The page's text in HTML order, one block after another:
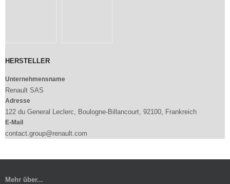
HERSTELLER
Unternehmensname
Renault SAS
Adresse
122 du General Leclerc, Boulogne-Billancourt, 92100, Frankreich
E-Mail
contact.group@renault.com
Mehr über...